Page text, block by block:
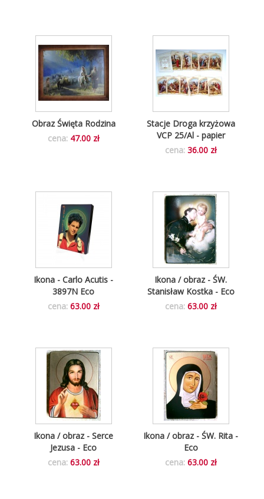
Stacje Droga krzyżowa
VCP 25/Al - papier
cena: 36.00 zł
Obraz Święta Rodzina
cena: 47.00 zł
Ikona / obraz - ŚW.
Stanisław Kostka - Eco
cena: 63.00 zł
Ikona - Carlo Acutis -
3897N Eco
cena: 63.00 zł
Ikona / obraz - ŚW. Rita -
Eco
cena: 63.00 zł
Ikona / obraz - Serce
Jezusa - Eco
cena: 63.00 zł